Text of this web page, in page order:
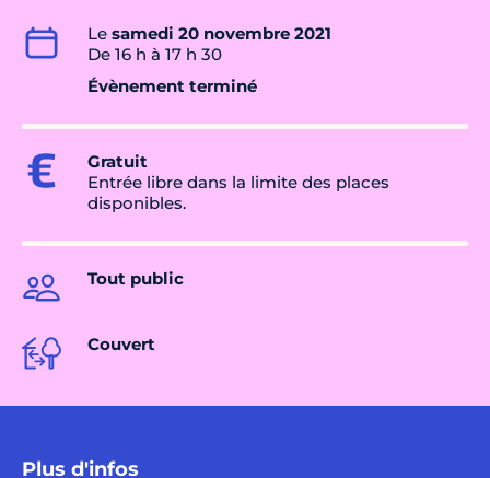
Le samedi 20 novembre 2021
De 16 h à 17 h 30
Évènement terminé
Gratuit
Entrée libre dans la limite des places
disponibles.
Tout public
Couvert
Plus d'infos